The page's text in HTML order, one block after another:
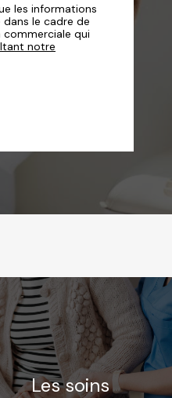
les informations
dans le cadre de
qui
notre
Les soins